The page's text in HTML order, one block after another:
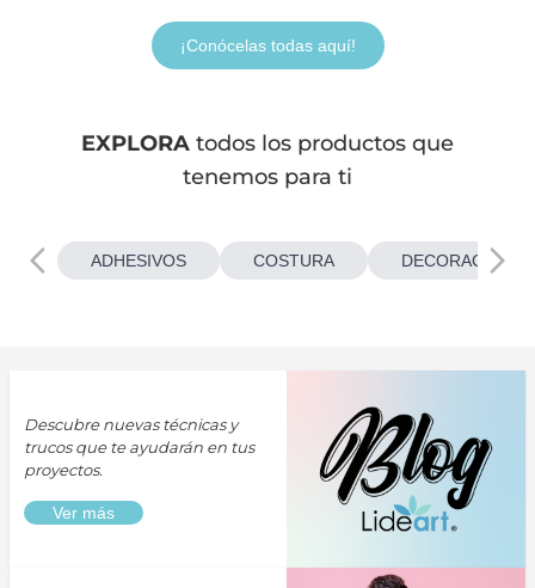
¡Conócelas todas aquí!
EXPLORA todos los productos que
tenemos para ti
ADHESIVOS COSTURA
Descubre nuevas técnicas y
trucos que te ayudarán en tus
proyectos.
Ver más